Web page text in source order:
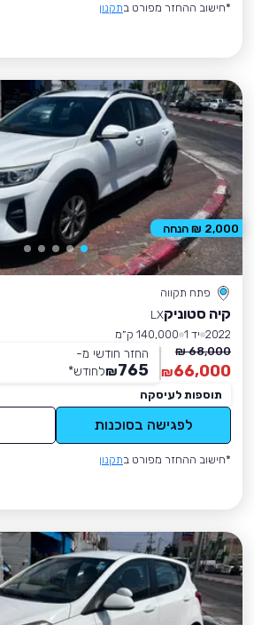
*חישוב ההחזר מפורט בתקנון
פתח תקווה
קיה סטוניקLX
2022 יד 1
140,000 ק״מ
68,000 ₪
66,000
₪
החזר חודשי מ-
765
₪לחודש*
תוספות לעיסקה
לפגישה בסוכנות
*חישוב ההחזר מפורט בתקנון
2,000 ₪ הנחה